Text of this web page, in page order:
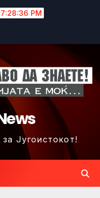
7:28:39 PM
Југоистокот!